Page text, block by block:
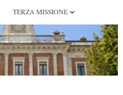
TERZA MISSIONE